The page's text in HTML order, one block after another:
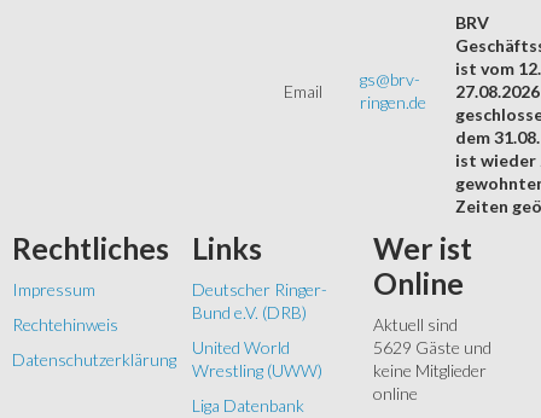
Email
gs@brv-
ringen.de
BRV
ist vom
27.08.2026
dem
ist wieder
Zeiten
Rechtliches
Impressum
Rechtehinweis
Datenschutzerklärung
Links
Deutscher Ringer-
Bund e.V. (DRB)
United World
Wrestling (UWW)
Liga Datenbank
Wer ist
Online
Aktuell sind
5629 Gäste und
keine Mitglieder
online